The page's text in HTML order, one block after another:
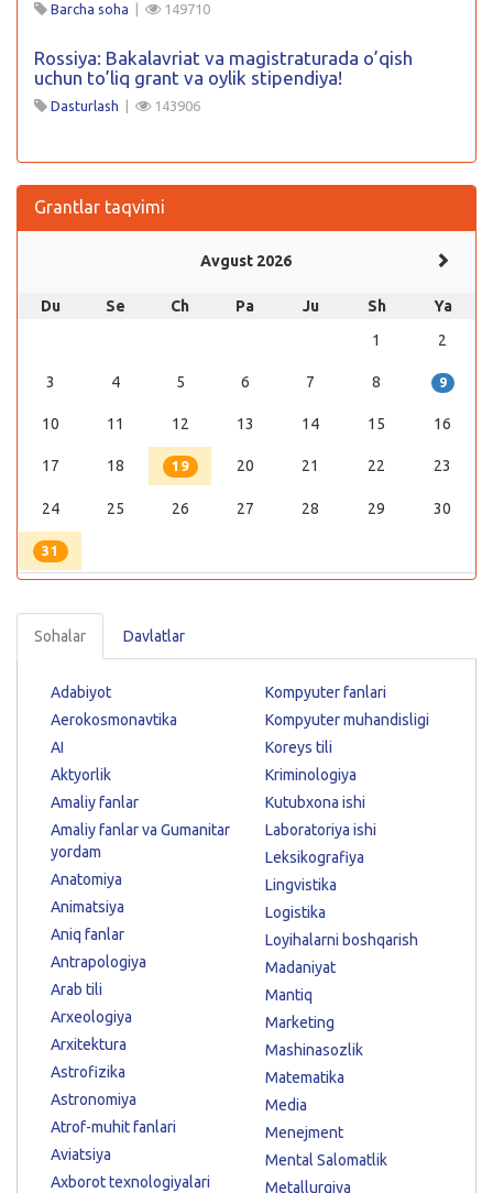
Barcha soha 149710
Rossiya: Bakalavriat va magistraturada o’qish
uchun to’liq grant va oylik stipendiya!
Dasturlash 143906
Grantlar taqvimi
Avgust 2026
Du Se Ch Pa Ju Sh
Ya
1
2
3 4 5 6 7 8 9
10 11 12 13 14 15 16
17 18 19 20 21 22 23
24 25 26 27 28 29 30
31
Sohalar Davlatlar
Adabiyot
Aerokosmonavtika
AI
Aktyorlik
Amaliy fanlar
Amaliy fanlar va Gumanitar
yordam
Anatomiya
Animatsiya
Aniq fanlar
Antrapologiya
Arab tili
Arxeologiya
Arxitektura
Astrofizika
Astronomiya
Atrof-muhit fanlari
Aviatsiya
Axborot texnologiyalari
Kompyuter fanlari
Kompyuter muhandisligi
Koreys tili
Kriminologiya
Kutubxona ishi
Laboratoriya ishi
Leksikografiya
Lingvistika
Logistika
Loyihalarni boshqarish
Madaniyat
Mantiq
Marketing
Mashinasozlik
Matematika
Media
Menejment
Mental Salomatlik
Metallurgiya